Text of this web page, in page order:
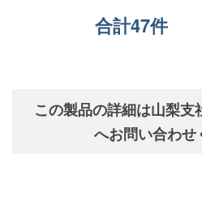
合計47件
この製品の詳細は山梨支
へお問い合わせ